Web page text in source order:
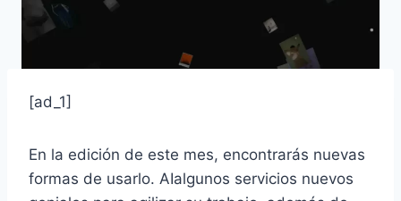
[ad_1]
En la edición de este mes, encontrarás nuevas
formas de usarlo. AIalgunos servicios nuevos